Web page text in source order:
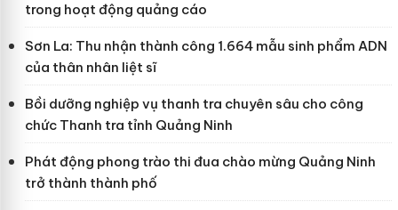
trong hoạt động quảng cáo
Sơn La: Thu nhận thành công 1.664 mẫu sinh phẩm ADN
của thân nhân liệt sĩ
Bồi dưỡng nghiệp vụ thanh tra chuyên sâu cho công
chức Thanh tra tỉnh Quảng Ninh
Phát động phong trào thi đua chào mừng Quảng Ninh
trở thành thành phố